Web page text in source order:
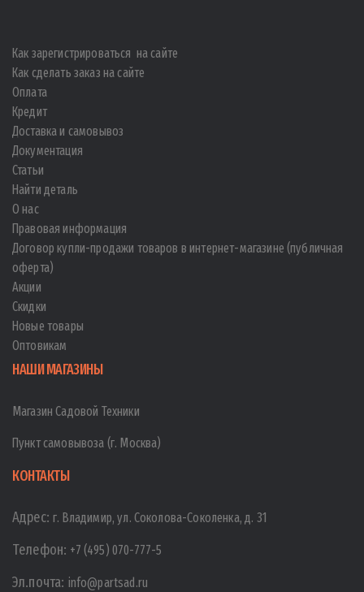
Как зарегистрироваться на сайте
Как сделать заказ на сайте
Оплата
Кредит
Доставка и самовывоз
Документация
Статьи
Найти деталь
О нас
Правовая информация
Договор купли-продажи товаров в интернет-магазине (публичная
оферта)
Акции
Скидки
Новые товары
Оптовикам
НАШИ МАГАЗИНЫ
Магазин Садовой Техники
Пункт самовывоза (г. Москва)
КОНТАКТЫ
Адрес:г. Владимир, ул. Соколова-Соколенка, д. 31
Телефон: +7 (495) 070-777-5
Эл.почта: info@partsad.ru